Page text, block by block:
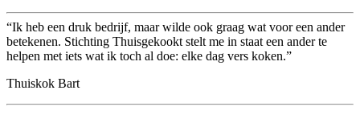
Ik heb een druk bedrijf, maar wilde ook graag wat voor een ander
betekenen. Stichting Thuisgekookt stelt me in staat een ander te
helpen met iets wat ik toch al doe: elke dag vers koken.
Thuiskok Bart